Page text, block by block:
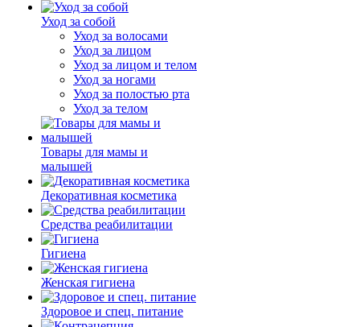
Уход за собой
Уход за волосами
Уход за лицом
Уход за лицом и телом
Уход за ногами
Уход за полостью рта
Уход за телом
Товары для мамы и
малышей
Декоративная косметика
Средства реабилитации
Гигиена
Женская гигиена
Здоровое и спец. питание